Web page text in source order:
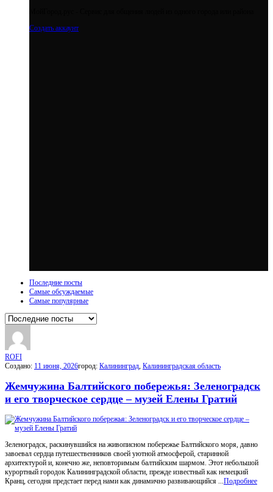
Создать аккаунт
Последние посты
Самые обсуждаемые
Самые популярные
ROFI
Создано: 11 июня, 2026город: Калининград, Калининградская область
Жемчужина Балтийского побережья: Зеленоградск
и его творческое сердце – музей Елены Гратий
Зеленоградск, раскинувшийся на живописном побережье Балтийского моря, давно
завоевал сердца путешественников своей уютной атмосферой, старинной
архитектурой и, конечно же, неповторимым балтийским шармом. Этот небольшой
курортный городок Калининградской области, прежде известный как немецкий
Кранц, сегодня предстает перед нами как динамично развивающийся ...Подробнее